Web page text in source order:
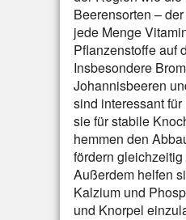
Beerensorten –
jede Menge
Pflanzenstoffe auf
Insbesondere
Johannisbeeren
sind interessant
sie für stabile
hemmen den
fördern
Außerdem helfen
Kalzium und
und Knorpel